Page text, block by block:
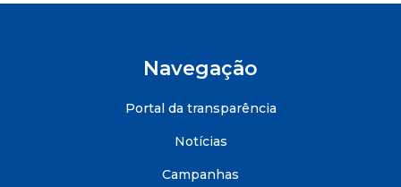
Navegação
Portal da transparência
Notícias
Campanhas